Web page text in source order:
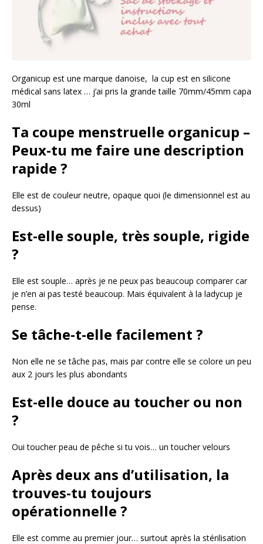
Organicup est une marque danoise, la cup est en silicone
médical sans latex … j’ai pris la grande taille 70mm/45mm capa
30ml
Ta coupe menstruelle organicup –
Peux-tu me faire une description
rapide ?
Elle est de couleur neutre, opaque quoi (le dimensionnel est au
dessus)
Est-elle souple, très souple, rigide
?
Elle est souple… après je ne peux pas beaucoup comparer car
je n’en ai pas testé beaucoup. Mais équivalent à la ladycup je
pense.
Se tâche-t-elle facilement ?
Non elle ne se tâche pas, mais par contre elle se colore un peu
aux 2 jours les plus abondants
Est-elle douce au toucher ou non
?
Oui toucher peau de pêche si tu vois… un toucher velours
Après deux ans d’utilisation, la
trouves-tu toujours
opérationnelle ?
Elle est comme au premier jour… surtout après la stérilisation